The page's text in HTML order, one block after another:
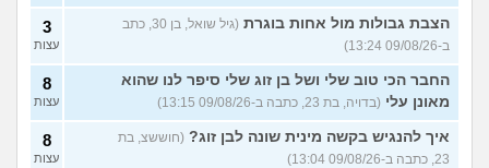
לנסות להפגש עם חברות?
(אנונימית, בת 17)
חברות שלי ישתנה כשידעו
שאני נמשכת גם לנשים
(אנונימית, בת 19)
5
עצות
בת עוד מעט 23, אני מרגישה
שנכשלתי לפעמים
(אנונמית,
7
עצות
הצבת גבולות מול אחות בוגרת
(גיל שואל, בן 30, כתב
ב-09/08/26 13:24)
3
עצות
החבר הכי טוב שלי ושל בן זוג שלי סיפר לנו שהוא
מאונן עלי (בדויה, בת 23, כתבה ב-09/08/26 13:15)
8
עצות
איך להנגיש בקשה מינית שונה לבן זוג? (חוששצ, בת
23, כתבה ב-09/08/26 13:04)
8
עצות